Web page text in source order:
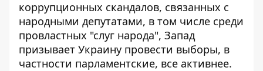
коррупционных скандалов, связанных с
народными депутатами, в том числе среди
провластных "слуг народа", Запад
призывает Украину провести выборы, в
частности парламентские, все активнее.